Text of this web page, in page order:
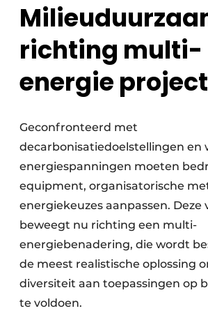
richting multi-
energie
Geconfronteerd met
decarbonisatiedoelstellingen en
energiespanningen moeten
equipment, organisatorische
energiekeuzes aanpassen. Deze
beweegt nu richting een multi-
energiebenadering, die wordt
de meest realistische oplossing
diversiteit aan toepassingen op
te voldoen.